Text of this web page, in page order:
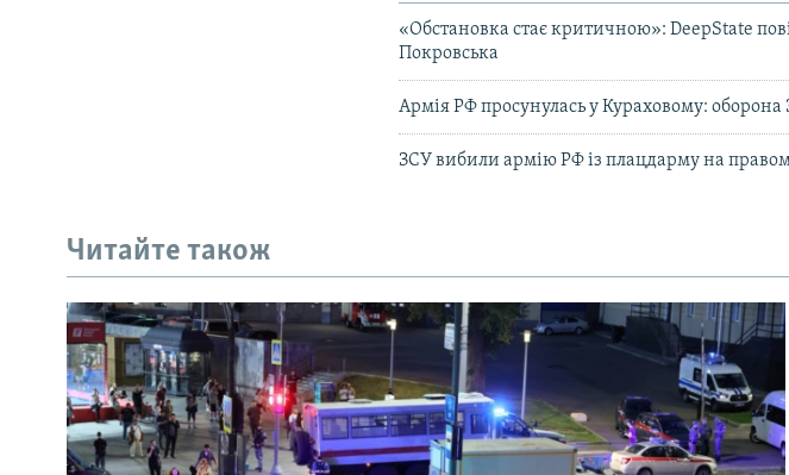
«Обстановка стає критичною»: DeepState
Покровська
Армія РФ просунулась у Кураховому:
ЗСУ вибили армію РФ із плацдарму на
Читайте також